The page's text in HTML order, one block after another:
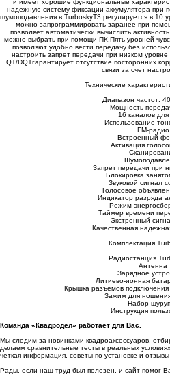
и имеет хорошие функциональные
надежную систему фиксации аккумулятора
шумоподавления в TurboskyT3 регулируется в
можно запрограммировать заранее при
позволяет автоматически вычислить
можно выбрать при помощи ПК.Пять уровней
позволяют удобно вести передачу без
настроить запрет передачи при низком
QT/DQTгарантирует отсутствие посторонних
связи за счет
Технические
Диапазон частот:
Мощность
16 каналов для
Использование
FM-радио
Встроенный
Активация
Запрет передачи при
Блокировка
Звуковой сигнал
Голосовое
Индикатор разряда
Режим
Таймер времени
Экстренный
Качественная
Комплектация
Радиостанция
Антенна
Зарядное
Литиево-ионная
Крышка разъемов
Зажим для
Набор
Инструкция
Команда «Квадродел» работает для Вас.
Мы следим за новинками квадроаксессуаров,
делаем сравнительные тесты в реальных
четкая информация, советы по установке и
Рады, если наш труд был полезен, и сайт помог